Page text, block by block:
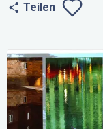
Teilen